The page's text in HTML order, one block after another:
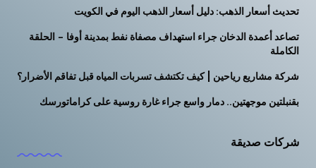
تحديث أسعار الذهب: دليل أسعار الذهب اليوم في الكويت
تصاعد أعمدة الدخان جراء استهداف مصفاة نفط بمدينة أوفا – الحلقة
الكاملة
شركة مشاريع رياحين | كيف تكتشف تسربات المياه قبل تفاقم الأضرار؟
بقنبلتين موجهتين.. دمار واسع جراء غارة روسية على كراماتورسك
شركات صديقة